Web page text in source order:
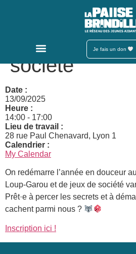
Je fais un don
Brind’Partage
Loup Garou
société
Date :
13/09/2025
Heure :
14:00 - 17:00
Lieu de travail :
28 rue Paul Chenavard, Lyon 1
Calendrier :
My Calendar
On redémarre l’année en douceur
Loup-Garou et de jeux de société
Prêt·e à percer les secrets et à
cachent parmi nous ?
Inscription ici !